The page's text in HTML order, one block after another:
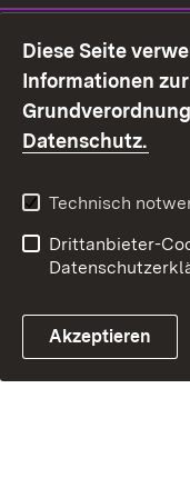
Benutzungshinweise
Kontakt
Diese Seite
Informationen
Datenschutz.
Technisch
Drittanbieter-
Akzeptieren